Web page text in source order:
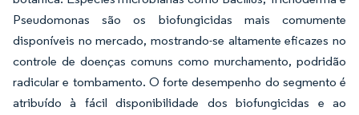
Pseudomonas são os biofungicidas mais comumente
disponíveis no mercado, mostrando-se altamente eficazes no
controle de doenças comuns como murchamento, podridão
radicular e tombamento. O forte desempenho do segmento é
atribuído à fácil disponibilidade dos biofungicidas e ao